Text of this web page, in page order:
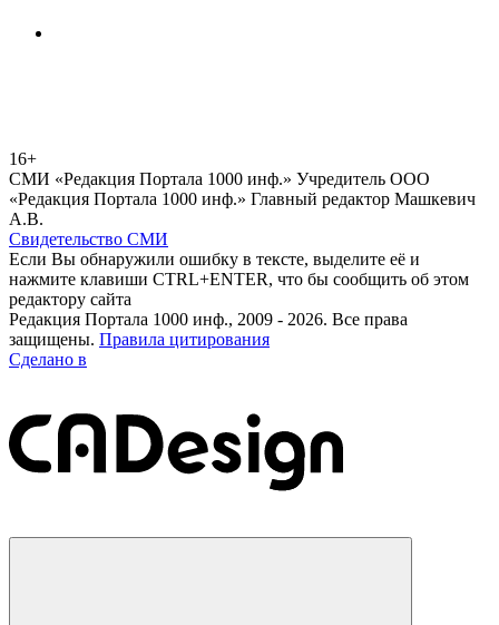
16+
СМИ «Редакция Портала 1000 инф.» Учредитель ООО
«Редакция Портала 1000 инф.» Главный редактор Машкевич
А.В.
Свидетельство СМИ
Если Вы обнаружили ошибку в тексте, выделите её и
нажмите клавиши CTRL+ENTER, что бы сообщить об этом
редактору сайта
Редакция Портала 1000 инф., 2009 - 2026. Все права
защищены. Правила цитирования
Сделано в